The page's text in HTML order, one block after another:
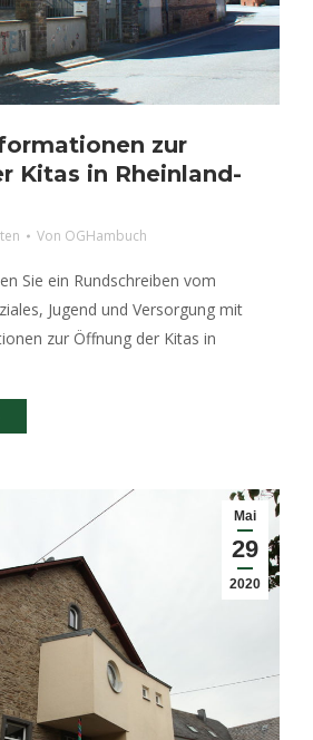
zur
Kitas in Rheinland-
Von OGHambuch
Sie ein Rundschreiben vom
Jugend und Versorgung mit
zur Öffnung der Kitas in
Mai
29
2020